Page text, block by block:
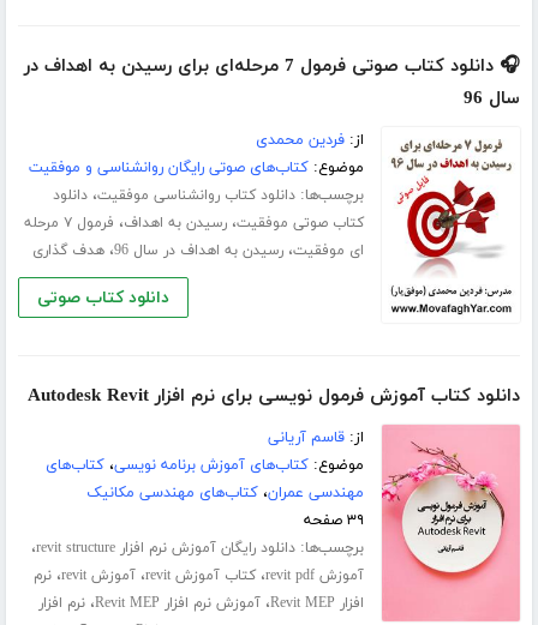
🎧 دانلود کتاب صوتی فرمول 7 مرحله‌ای برای رسیدن به اهداف در
سال 96
از:فردین محمدی
موضوع:کتاب‌های صوتی رایگان روانشناسی و موفقیت
برچسب‌ها:دانلود کتاب روانشناسی موفقیت،دانلود
کتاب صوتی موفقیت،رسیدن به اهداف،
فرمول ۷ مرحله
ای موفقیت،رسیدن به اهداف در سال 96 ،هدف گذاری
دانلود کتاب صوتی
دانلود کتاب آموزش فرمول نویسی برای نرم افزار Autodesk Revit
از:قاسم آریانی
موضوع:کتاب‌های آموزش برنامه نویسی،کتاب‌های
مهندسی عمران،کتاب‌های مهندسی مکانیک
۳۹ صفحه
برچسب‌ها:دانلود رایگان آموزش نرم افزار revit structure ،
آموزش revit pdf ،کتاب آموزش revit ،آموزش revit ،نرم
افزار Revit MEP
،آموزش نرم افزار Revit MEP ،نرم افزار